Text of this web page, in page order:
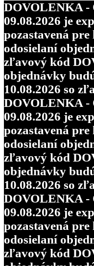
DOVOLENKA -
09.08.2026 je
pozastavená
odosielaní
zľavový kód
objednávky
10.08.2026 so
DOVOLENKA -
09.08.2026 je
pozastavená
odosielaní
zľavový kód
objednávky
10.08.2026 so
DOVOLENKA -
09.08.2026 je
pozastavená
odosielaní
zľavový kód